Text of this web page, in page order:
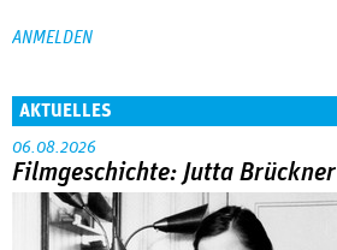
AKTUELLES
06.08.2026
Filmgeschichte: Jutta Brückner